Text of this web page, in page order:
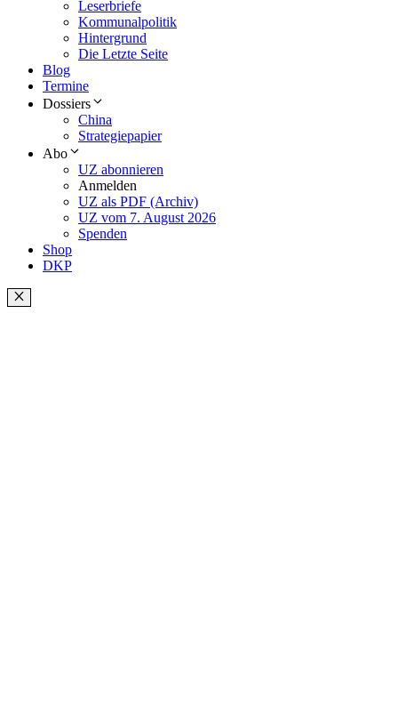
Leserbriefe
Kommunalpolitik
Hintergrund
Die Letzte Seite
Blog
Termine
Dossiers
China
Strategiepapier
Abo
UZ abonnieren
Anmelden
UZ als PDF (Archiv)
UZ vom 7. August 2026
Spenden
Shop
DKP
Schließen